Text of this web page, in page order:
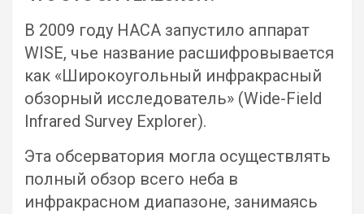
В 2009 году НАСА запустило аппарат
WISE, чье название расшифровывается
как «Широкоугольный инфракрасный
обзорный исследователь» (Wide-Field
Infrared Survey Explorer).
Эта обсерватория могла осуществлять
полный обзор всего неба в
инфракрасном диапазоне, занимаясь